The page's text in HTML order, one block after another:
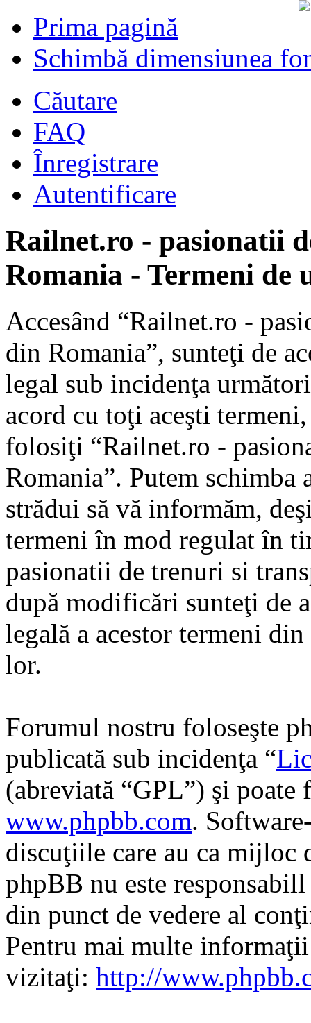
Prima pagină
Schimbă dimensiunea
Căutare
FAQ
Înregistrare
Autentificare
Railnet.ro - pasionatii
Romania - Termeni de
Accesând “Railnet.ro -
din Romania”, sunteţi de
legal sub incidenţa
acord cu toţi aceşti
folosiţi “Railnet.ro -
Romania”. Putem
strădui să vă informăm,
termeni în mod regulat în
pasionatii de trenuri si
după modificări sunteţi de
legală a acestor termeni
lor.
Forumul nostru foloseşte
publicată sub incidenţa “
(abreviată “GPL”) şi poate
www.phpbb.com.
discuţiile care au ca mijloc
phpBB nu este
din punct de vedere al
Pentru mai multe
vizitaţi: http://